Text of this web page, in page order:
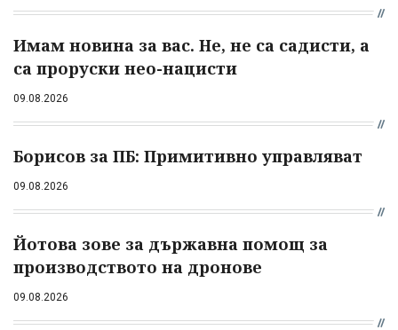
Имам новина за вас. Не, не са садисти, а
са проруски нео-нацисти
09.08.2026
Борисов за ПБ: Примитивно управляват
09.08.2026
Йотова зове за държавна помощ за
производството на дронове
09.08.2026